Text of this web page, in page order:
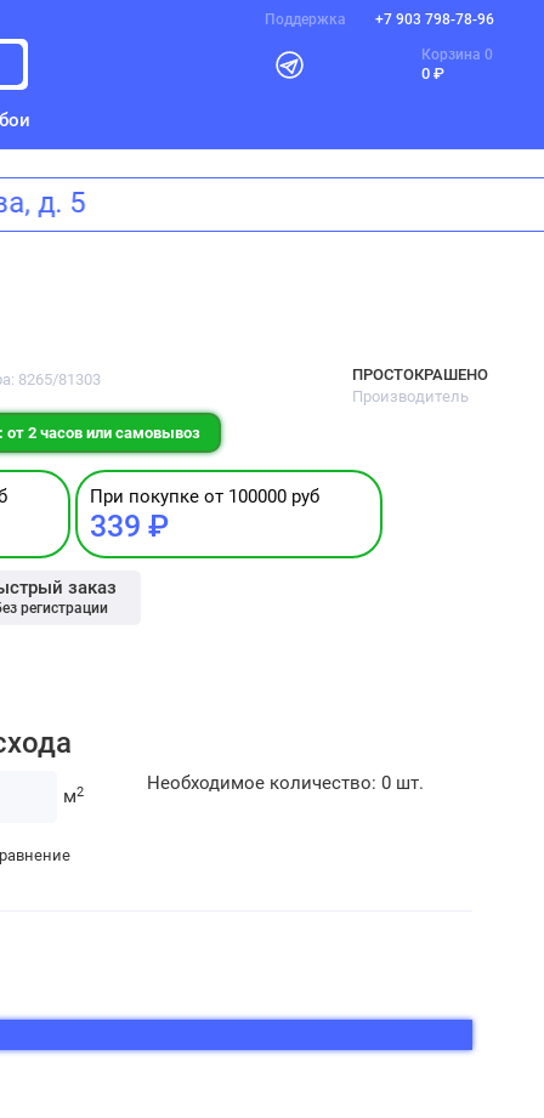
Поддержка +7 903 798-78-96
Корзина 0
0 ₽
д. 5
8265/81303
ПРОСТОКРАШЕНО
Производитель
от 2 часов или самовывоз
При покупке от 100000 руб
339 ₽
заказ
регистрации
м2 Необходимое количество: 0шт.